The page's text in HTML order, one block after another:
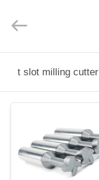
PRODOTTI
CIRCA
NOI
Xinpeng
All
Reserved.t slot milling cutter